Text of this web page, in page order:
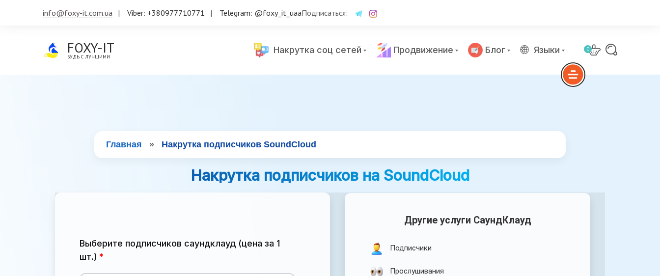
info@foxy-it.com.ua Viber: +380977710771 Telegram: @foxy_it_uaaПодписаться:
FOXY-IT
БУДЬ С ЛУЧШИМИ
Накрутка соц сетей Продвижение Блог Языки 0
Главная » Накрутка подписчиков SoundCloud
Накрутка подписчиков на SoundCloud
Выберите подписчиков саундклауд (цена за 1
шт.)
Другие услуги СаундКлауд
Подписчики
Прослушивания